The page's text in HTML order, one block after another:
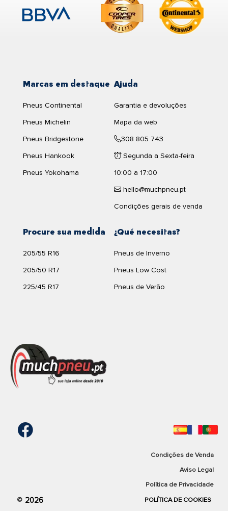
Marcas em destaque
Pneus Continental
Pneus Michelin
Pneus Bridgestone
Pneus Hankook
Pneus Yokohama
¿Qué necesitas?
Pneus de Inverno
Pneus Low Cost
Pneus de Verão
Procure sua medida
205/55 R16
205/50 R17
225/45 R17
Ajuda
Garantia e devoluções
Mapa da web
308 805 743
Segunda a Sexta-feira
10:00 a 17:00
hello@muchpneu.pt
Condições gerais de venda
Condições de Venda
Aviso Legal
Política de Privacidade
© 2026
POLÍTICA DE COOKIES